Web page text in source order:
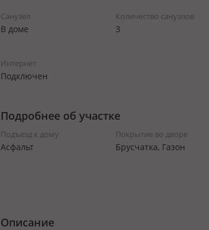
Санузел
В доме
Количество санузлов
3
Интернет
Подключен
Подробнее об участке
Подъезд к дому
Асфальт
Покрытие во дворе
Брусчатка, Газон
Описание